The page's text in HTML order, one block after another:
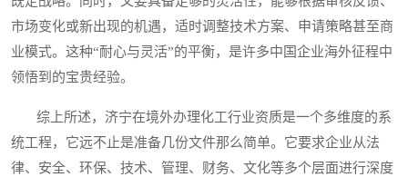
市场变化或新出现的机遇，适时调整技术方案、申请策略甚至商
业模式。这种“耐心与灵活”的平衡，是许多中国企业海外征程中
领悟到的宝贵经验。
综上所述，济宁在境外办理化工行业资质是一个多维度的系
统工程，它远不止是准备几份文件那么简单。它要求企业从法
律、安全、环保、技术、管理、财务、文化等多个层面进行深度